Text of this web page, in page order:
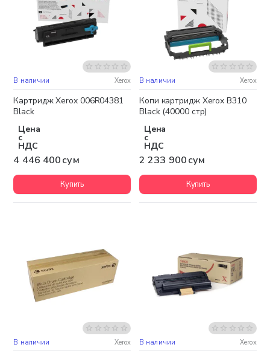
Бесплатная доставка
В наличии Xerox
Картридж Xerox 006R04381
Black
Цена
с
НДС
4 446 400 сум
Купить
Бесплатная доставка
В наличии Xerox
Копи картридж Xerox B310
Black (40000 стр)
Цена
с
НДС
2 233 900 сум
Купить
Бесплатная доставка
В наличии Xerox Бесплатная доставка
В наличии Xerox